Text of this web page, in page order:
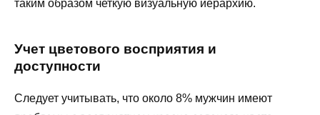
таким образом четкую визуальную иерархию.
Учет цветового восприятия и
доступности
Следует учитывать, что около 8% мужчин имеют